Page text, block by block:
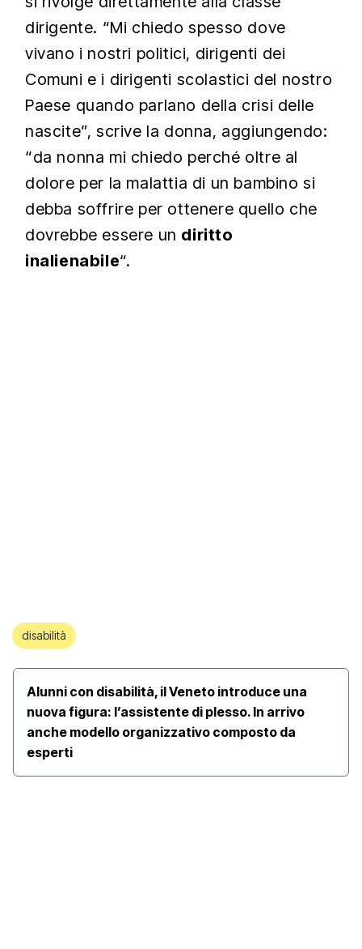
dirigente. “Mi chiedo spesso dove
vivano i nostri politici, dirigenti dei
Comuni e i dirigenti scolastici del nostro
Paese quando parlano della crisi delle
nascite”, scrive la donna, aggiungendo:
“da nonna mi chiedo perché oltre al
dolore per la malattia di un bambino si
debba soffrire per ottenere quello che
dovrebbe essere un diritto
inalienabile“.
disabilità
Alunni con disabilità, il Veneto introduce una
nuova figura: l’assistente di plesso. In arrivo
anche modello organizzativo composto da
esperti